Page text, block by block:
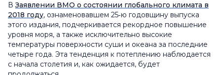
ВЗаявлении ВМО о состоянии глобального климата в
2018 году, ознаменовавшем 25‑ю годовщину выпуска
этого издания, подчеркивается рекордное повышение
уровня моря, а также исключительно высокие
температуры поверхности суши и океана за последние
четыре года. Эта тенденция к потеплению наблюдается
с начала столетия и, как ожидается, будет